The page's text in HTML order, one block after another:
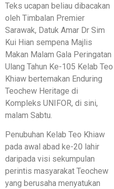
Teks ucapan beliau dibacakan
oleh Timbalan Premier
Sarawak, Datuk Amar Dr Sim
Kui Hian sempena Majlis
Makan Malam Gala Peringatan
Ulang Tahun Ke-105 Kelab Teo
Khiaw bertemakan Enduring
Teochew Heritage di
Kompleks UNIFOR, di sini,
malam Sabtu.
Penubuhan Kelab Teo Khiaw
pada awal abad ke-20 lahir
daripada visi sekumpulan
perintis masyarakat Teochew
yang berusaha menyatukan